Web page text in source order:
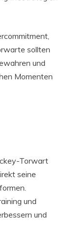
sollten
und
Momenten
Torwart
seine
und
und